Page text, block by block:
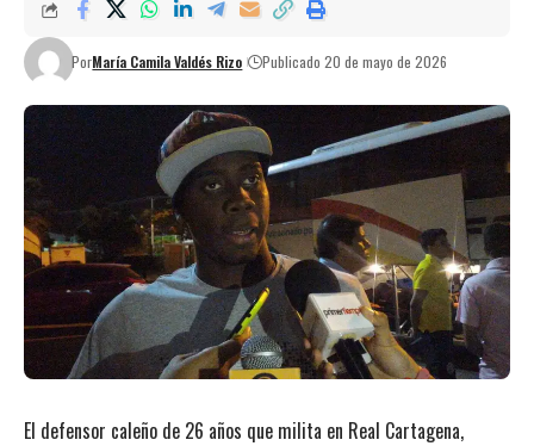
PorMaría Camila Valdés Rizo Publicado 20 de mayo de 2026
El defensor caleño de 26 años que milita en Real Cartagena,